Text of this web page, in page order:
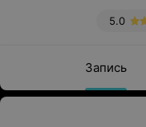
5.0
Запись